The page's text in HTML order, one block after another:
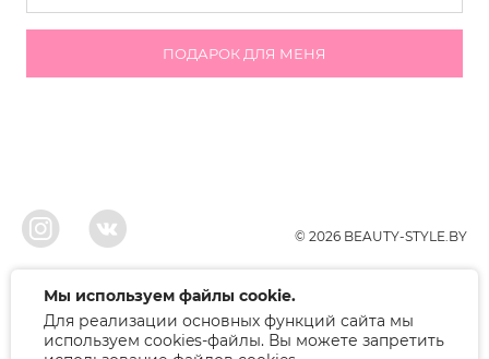
ПОДАРОК ДЛЯ МЕНЯ
© 2026 BEAUTY-STYLE.BY
ООО"БЬЮТИ", УНП 291022671, Свидельство о регистрации 05.10.2010
Брестским районым исполнительным комитетом. Регистрация в торговом
реестре 12.01.2018, номер 402445.
Беларусь, Брест, ул. Лейтенанта Рябцева 75
Режим работы: 9.00-17.00. Контакт: +375 (33) 379-10-80
Мы используем файлы cookie.
Для реализации основных функций сайта мы
используем cookies-файлы. Вы можете запретить